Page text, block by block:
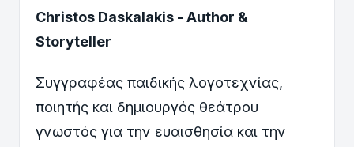
Christos Daskalakis - Author &
Storyteller
Συγγραφέας παιδικής λογοτεχνίας,
ποιητής και δημιουργός θεάτρου
γνωστός για την ευαισθησία και την